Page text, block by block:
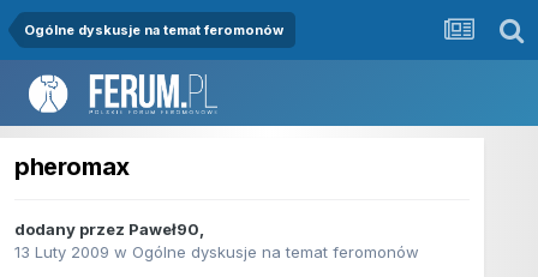
Ogólne dyskusje na temat feromonów
pheromax
dodany przez Paweł90,
13 Luty 2009 w Ogólne dyskusje na temat feromonów